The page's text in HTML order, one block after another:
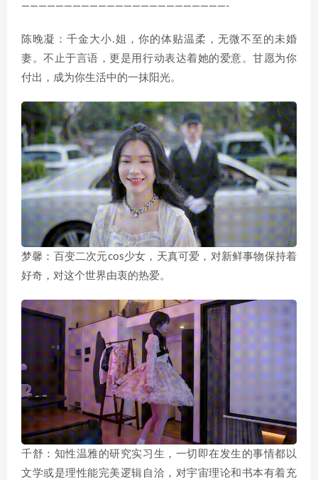
————————————————————————-
陈晚凝：千金大小.姐，你的体贴温柔，无微不至的未婚
妻。不止于言语，更是用行动表达着她的爱意。甘愿为你
付出，成为你生活中的一抹阳光。
梦馨：百变二次元cos少女，天真可爱，对新鲜事物保持着
好奇，对这个世界由衷的热爱。
千舒：知性温雅的研究实习生，一切即在发生的事情都以
文学或是理性能完美逻辑自洽，对宇宙理论和书本有着充